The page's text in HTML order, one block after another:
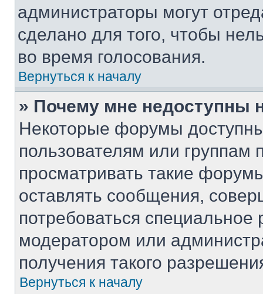
администраторы могут
сделано для того, чтобы
во время голосования.
Вернуться к началу
» Почему мне недоступны
Некоторые форумы
пользователям или группам
просматривать такие
оставлять сообщения,
потребоваться
модератором или
получения такого
Вернуться к началу